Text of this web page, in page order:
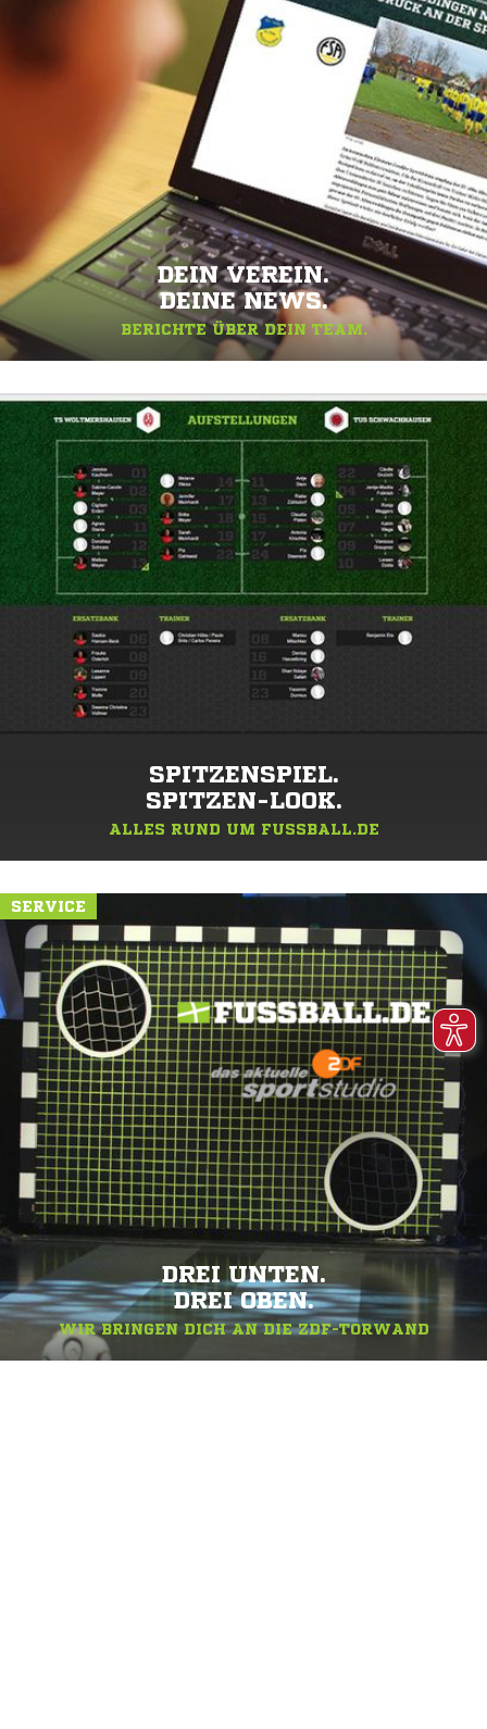
DEIN VEREIN.
DEINE NEWS.
BERICHTE ÜBER DEIN TEAM.
SPITZENSPIEL.
SPITZEN-LOOK.
ALLES RUND UM FUSSBALL.DE
SERVICE
DREI UNTEN.
DREI OBEN.
WIR BRINGEN DICH AN DIE ZDF-TORWAND